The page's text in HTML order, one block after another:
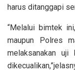
harus ditanggapi
“Melalui bimtek
maupun Polres
melaksanakan uji